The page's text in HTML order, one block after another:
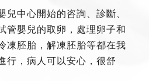
兒中心開始的咨詢、診斷、
管嬰兒的取卵，處理卵子和
凍胚胎，解凍胚胎等都在我
行，病人可以安心，很舒